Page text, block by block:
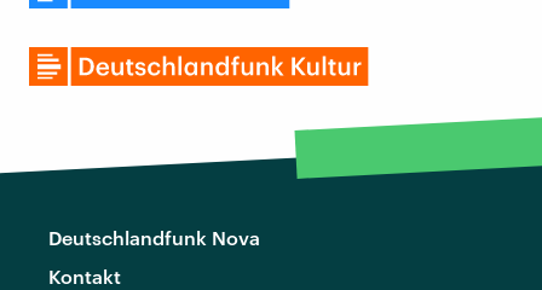
Deutschlandfunk Nova
Kontakt